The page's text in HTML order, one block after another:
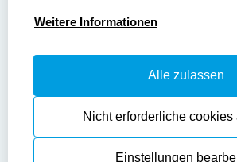
Dateivorgaben
Fragen & Antworten
Datenschutzerklärung
Widerrufsrecht
Datenschutzerklärung.
Weitere Informationen
Alle zulassen
Nicht erforderliche cookies
Einstellungen